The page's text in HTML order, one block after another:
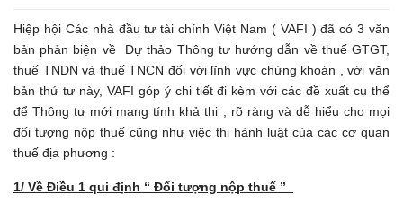
Hiệp hội Các nhà đầu tư tài chính Việt Nam ( VAFI ) đã có 3 văn
bản phản biện về Dự thảo Thông tư hướng dẫn về thuế GTGT,
thuế TNDN và thuế TNCN đối với lĩnh vực chứng khoán , với văn
bản thứ tư này, VAFI góp ý chi tiết đi kèm với các đề xuất cụ thể
để Thông tư mới mang tính khả thi , rõ ràng và dễ hiểu cho mọi
đối tượng nộp thuế cũng như việc thi hành luật của các cơ quan
thuế địa phương :
1/ Về Điều 1 qui định “ Đối tượng nộp thuế ”